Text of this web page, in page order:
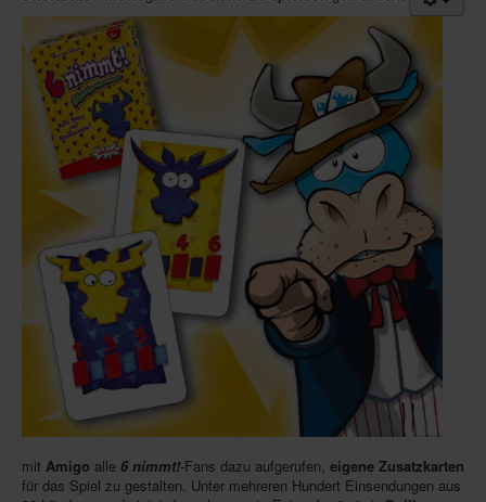
SpieleMag
Infos
Shop
Download spielbox Special 2025
Newsletter
Spieledatenbank
Premium login
Neuheiten-New Games
Köpfe-Heads
Preise-Awards
Branchen-/Wirtschaftsnews
Interviews
Crowdfunding
Veranstaltungen-Events
mit Amigo alle 6 nimmt!-Fans dazu aufgerufen, eigene Zusatzkarten
für das Spiel zu gestalten. Unter mehreren Hundert Einsendungen aus